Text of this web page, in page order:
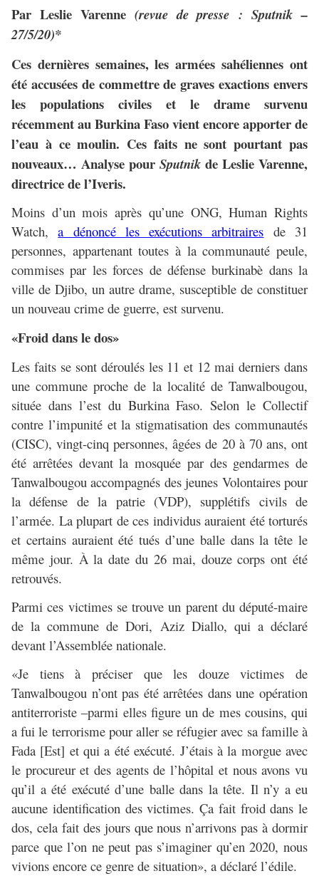
Par Leslie Varenne (revue de presse : Sputnik –
27/5/20)*
Ces dernières semaines, les armées sahéliennes ont
été accusées de commettre de graves exactions envers
les populations civiles et le drame survenu
récemment au Burkina Faso vient encore apporter de
l’eau à ce moulin. Ces faits ne sont pourtant pas
nouveaux… Analyse pour Sputnik de Leslie Varenne,
directrice de l’Iveris.
Moins d’un mois après qu’une ONG, Human Rights
Watch,a dénoncé les exécutions arbitraires de 31
personnes, appartenant toutes à la communauté peule,
commises par les forces de défense burkinabè dans la
ville de Djibo, un autre drame, susceptible de constituer
un nouveau crime de guerre, est survenu.
«Froid dans le dos»
Les faits se sont déroulés les 11 et 12 mai derniers dans
une commune proche de la localité de Tanwalbougou,
située dans l’est du Burkina Faso. Selon le Collectif
contre l’impunité et la stigmatisation des communautés
(CISC), vingt-cinq personnes, âgées de 20 à 70 ans, ont
été arrêtées devant la mosquée par des gendarmes de
Tanwalbougou accompagnés des jeunes Volontaires pour
la défense de la patrie (VDP), supplétifs civils de
l’armée. La plupart de ces individus auraient été torturés
et certains auraient été tués d’une balle dans la tête le
même jour. À la date du 26 mai, douze corps ont été
retrouvés.
Parmi ces victimes se trouve un parent du député-maire
de la commune de Dori, Aziz Diallo, qui a déclaré
devant l’Assemblée nationale.
«Je tiens à préciser que les douze victimes de
Tanwalbougou n’ont pas été arrêtées dans une opération
antiterroriste –parmi elles figure un de mes cousins, qui
a fui le terrorisme pour aller se réfugier avec sa famille à
Fada [Est] et qui a été exécuté. J’étais à la morgue avec
le procureur et des agents de l’hôpital et nous avons vu
qu’il a été exécuté d’une balle dans la tête. Il n’y a eu
aucune identification des victimes. Ça fait froid dans le
dos, cela fait des jours que nous n’arrivons pas à dormir
parce que l’on ne peut pas s’imaginer qu’en 2020, nous
vivions encore ce genre de situation», a déclaré l’édile.